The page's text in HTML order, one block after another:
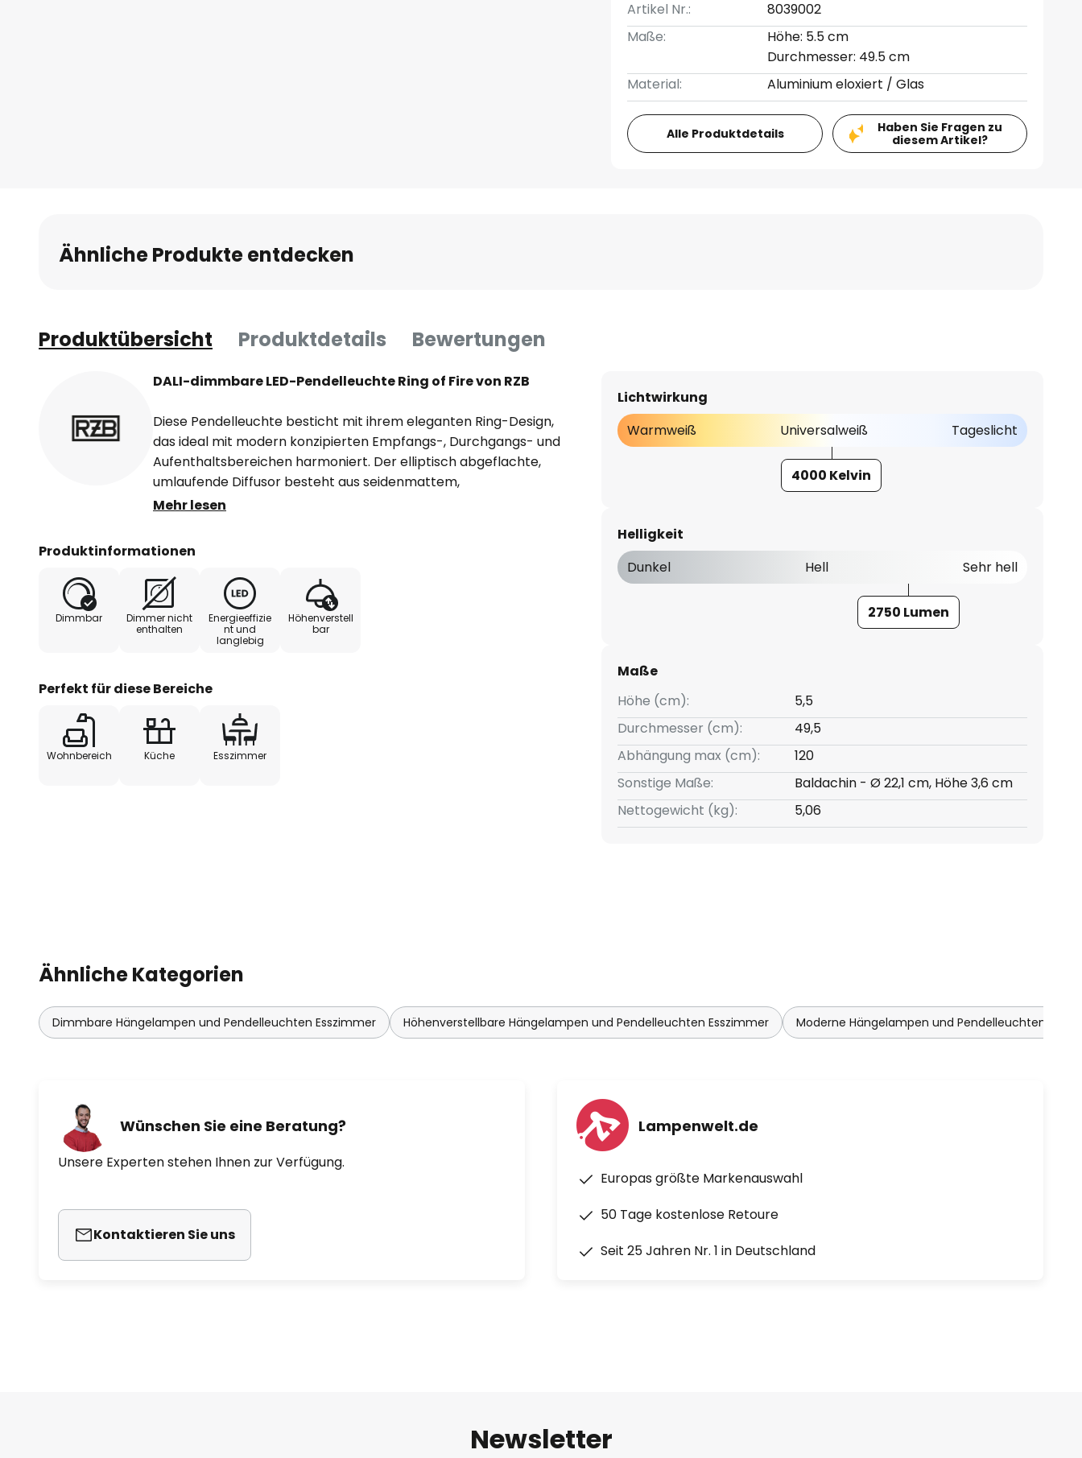
Artikel Nr.:
8039002
Maße:
Höhe: 5.5 cm
Durchmesser: 49.5 cm
Material:
Aluminium eloxiert / Glas
Alle Produktdetails
Haben Sie Fragen zu
diesem Artikel?
Ähnliche Produkte entdecken
Produktübersicht Produktdetails Bewertungen
DALI-dimmbare LED-Pendelleuchte Ring of Fire von RZB
Diese Pendelleuchte besticht mit ihrem eleganten Ring-Design,
das ideal mit modern konzipierten Empfangs-, Durchgangs- und
Aufenthaltsbereichen harmoniert. Der elliptisch abgeflachte,
umlaufende Diffusor besteht aus seidenmattem,
mundgeblasenem Opalglas und wird von einem inneren Ring aus
integrierten LEDs sind über eine DALI-Schnittstelle extern
Ring of Fire ist von 50 bis 120 cm stufenlos höhenverstellbar,
wobei die Stromführung über das Seilpendel erfolgt. Bei
Erweiterung der Pendellängen auf über 2 m (auf Anfrage
Zuleitung erfolgen. Die Leuchte erlaubt zudem die Einbindung
Mehr lesen
Produktinformationen
Dimmbar
Dimmer nicht
enthalten
Energieeffizie
nt und
langlebig
Höhenverstell
bar
Perfekt für diese Bereiche
Wohnbereich Küche Esszimmer
Lichtwirkung
Warmweiß
Universalweiß Tageslicht
4000 Kelvin
Helligkeit
Dunkel
Hell Sehr hell
2750 Lumen
Maße
Höhe (cm):
5,5
Durchmesser (cm):
49,5
Abhängung max (cm):
120
Sonstige Maße:
Baldachin - Ø 22,1 cm, Höhe 3,6 cm
Nettogewicht (kg):
5,06
Ähnliche Kategorien
Dimmbare Hängelampen und Pendelleuchten Esszimmer Höhenverstellbare Hängelampen und Pendelleuchten Esszimmer Moderne Hängelampen und Pendelleuchten
Wünschen Sie eine Beratung?
Unsere Experten stehen Ihnen zur Verfügung.
Kontaktieren Sie uns
Lampenwelt.de
Europas größte Markenauswahl
50 Tage kostenlose Retoure
Seit 25 Jahren Nr. 1 in Deutschland
Newsletter